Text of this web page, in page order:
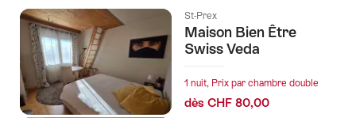
filtrée
tags
suivants
St-Prex
Maison Bien Être
Swiss Veda
1 nuit, Prix par chambre double
dès CHF 80,00